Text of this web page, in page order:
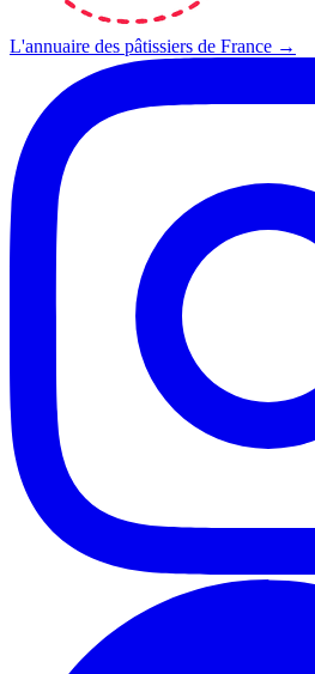
L'annuaire des pâtissiers de France →